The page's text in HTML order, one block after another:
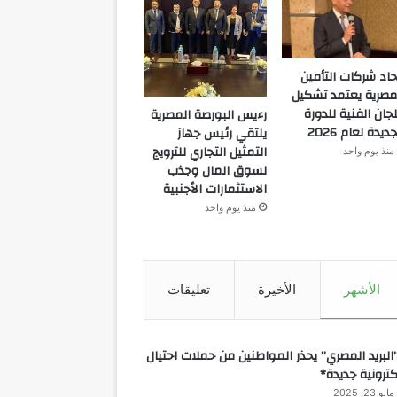
شركات التأمين
يعتمد تشكيل
الفنية للدورة
لعام 2026
منذ يوم واحد
رءيس البورصة المصرية
يلتقي رئيس جهاز
التمثيل التجاري للترويج
لسوق المال وجذب
الاستثمارات الأجنبية
منذ يوم واحد
الأشهر الأخيرة تعليقات
المصري” يحذر المواطنين من حملات احتيال
جديدة*
مايو 23, 2025